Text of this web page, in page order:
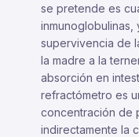
se pretende es
inmunoglobulinas,
supervivencia de
la madre a la
absorción en
refractómetro es
concentración de
indirectamente la